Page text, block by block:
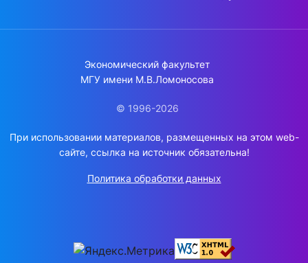
Экономический факультет
МГУ имени М.В.Ломоносова
© 1996-2026
При использовании материалов, размещенных на этом web-
сайте, ссылка на источник обязательна!
Политика обработки данных